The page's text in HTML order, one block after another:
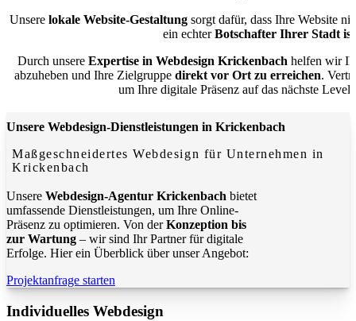
Unsere lokale Website-Gestaltungsorgt dafür, dass Ihre Website
ein echterBotschafter Ihrer Stadt ist
Durch unsere Expertise in Webdesign Krickenbach helfen wir
abzuheben und Ihre Zielgruppe direkt vor Ort zu erreichen.
um Ihre digitale Präsenz auf das nächste Level
Unsere Webdesign-Dienstleistungen in Krickenbach
Maßgeschneidertes Webdesign für Unternehmen in
Krickenbach
Unsere Webdesign-Agentur Krickenbach bietet
umfassende Dienstleistungen, um Ihre Online-
Präsenz zu optimieren. Von derKonzeption bis
zur Wartung – wir sind Ihr Partner für digitale
Erfolge. Hier ein Überblick über unser Angebot:
Projektanfrage starten
Individuelles Webdesign